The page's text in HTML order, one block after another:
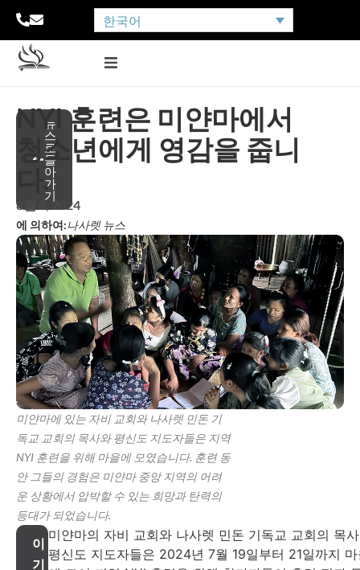
한국어
뉴
스
로
돌
아
가
기
NYI 훈련은 미얀마에서
청소년에게 영감을 줍니
다.
8월 8, 2024
에 의하여:나사렛 뉴스
미얀마에 있는 자비 교회와 나사렛 민돈 기
독교 교회의 목사와 평신도 지도자들은 지역
NYI 훈련을 위해 마을에 모였습니다. 훈련 동
안 그들의 경험은 미얀마 중앙 지역의 어려
운 상황에서 압박할 수 있는 희망과 탄력의
등대가 되었습니다.
이
기
미얀마의 자비 교회와 나사렛 민돈 기독교 교회의 목
평신도 지도자들은 2024년 7월 19일부터 21일까지